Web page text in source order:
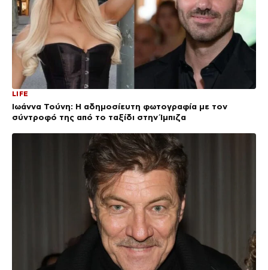
LIFE
Ιωάννα Τούνη: Η αδημοσίευτη φωτογραφία με τον
σύντροφό της από το ταξίδι στην Ίμπιζα